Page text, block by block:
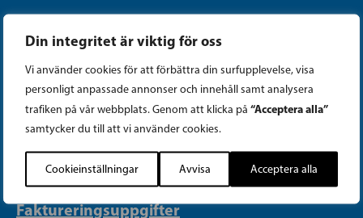
Din integritet är viktig för oss
Vi använder cookies för att förbättra din surfupplevelse, visa
personligt anpassade annonser och innehåll samt analysera
trafiken på vår webbplats. Genom att klicka på “Acceptera alla”
samtycker du till att vi använder cookies.
Cookieinställningar Avvisa Acceptera alla
PARTIKANSLIET
Telefon (09) 693 070
PB 430, 00101 Helsingfors
info@sfp.fi
Faktureringsuppgifter